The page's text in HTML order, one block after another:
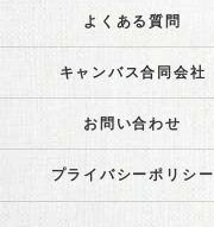
よくある質問
キャンバス合同会社
お問い合わせ
プライバシーポリシー